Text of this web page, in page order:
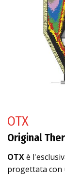
OTX
Original
OTXè
progettata con